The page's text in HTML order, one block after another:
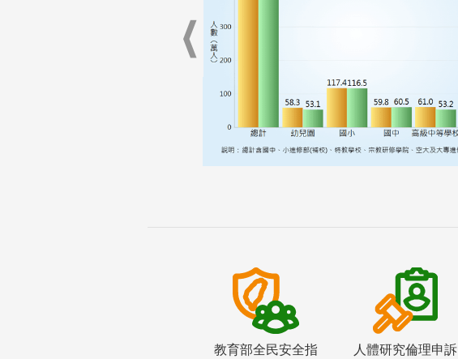
教育部全民安全指
人體研究倫理申訴